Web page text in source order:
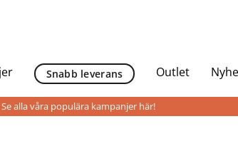
Snabb leverans Outlet
Se alla våra populära kampanjer här!